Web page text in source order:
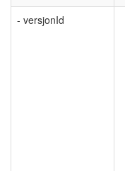
- versjonId